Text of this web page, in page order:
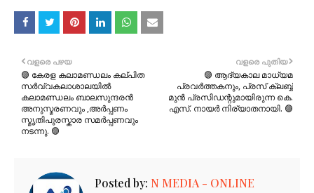
വളരെ പുതിയ
🟣 ആദ്യകാല മാധ്യമ
പ്രവർത്തകനും, പ്രസ് ക്ലബ്ബ്
മുൻ പ്രസിഡന്റുമായിരുന്ന കെ.
എസ്. നായർ നിര്യാതനായി. 🟣
വളരെ പഴയ
🟣 കേരള കലാമണ്ഡലം കല്പിത
സർവ്വകലാശാലയിൽ
കലാമണ്ഡലം ബാലസുന്ദരൻ
അനുസ്മരണവും ,അർപ്പണം
സ്മൃതിപുരസ്കാര സമർപ്പണവും
നടന്നു. 🟣
Posted by: N MEDIA - ONLINE